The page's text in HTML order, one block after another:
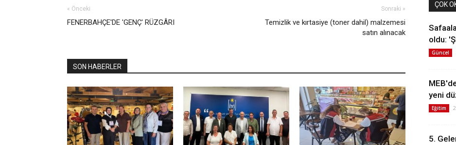
« Önceki
FENERBAHÇE'DE 'GENÇ' RÜZGÂRI
Sonraki »
Temizlik ve kırtasiye (toner dahil) malzemesi
satın alınacak
SON HABERLER
ÇOK
oldu:
Güncel
yeni
Eğitim
5.